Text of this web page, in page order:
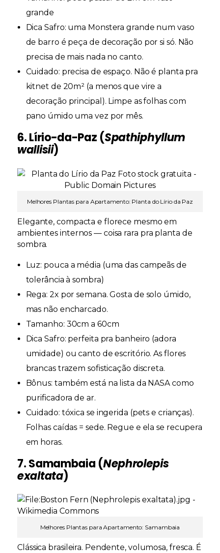
grande
Dica Safro: uma Monstera grande num vaso
de barro é peça de decoração por si só. Não
precisa de mais nada no canto.
Cuidado: precisa de espaço. Não é planta pra
kitnet de 20m² (a menos que vire a
decoração principal). Limpe as folhas com
pano úmido uma vez por mês.
6. Lírio-da-Paz (Spathiphyllum
wallisii)
Melhores Plantas para Apartamento: Planta do Lírio da Paz
Elegante, compacta e florece mesmo em
ambientes internos — coisa rara pra planta de
sombra.
Luz: pouca a média (uma das campeãs de
tolerância à sombra)
Rega: 2x por semana. Gosta de solo úmido,
mas não encharcado.
Tamanho: 30cm a 60cm
Dica Safro: perfeita pra banheiro (adora
umidade) ou canto de escritório. As flores
brancas trazem sofisticação discreta.
Bônus: também está na lista da NASA como
purificadora de ar.
Cuidado: tóxica se ingerida (pets e crianças).
Folhas caídas = sede. Regue e ela se recupera
em horas.
7. Samambaia (Nephrolepis
exaltata)
Melhores Plantas para Apartamento: Samambaia
Clássica brasileira. Pendente, volumosa, fresca. É